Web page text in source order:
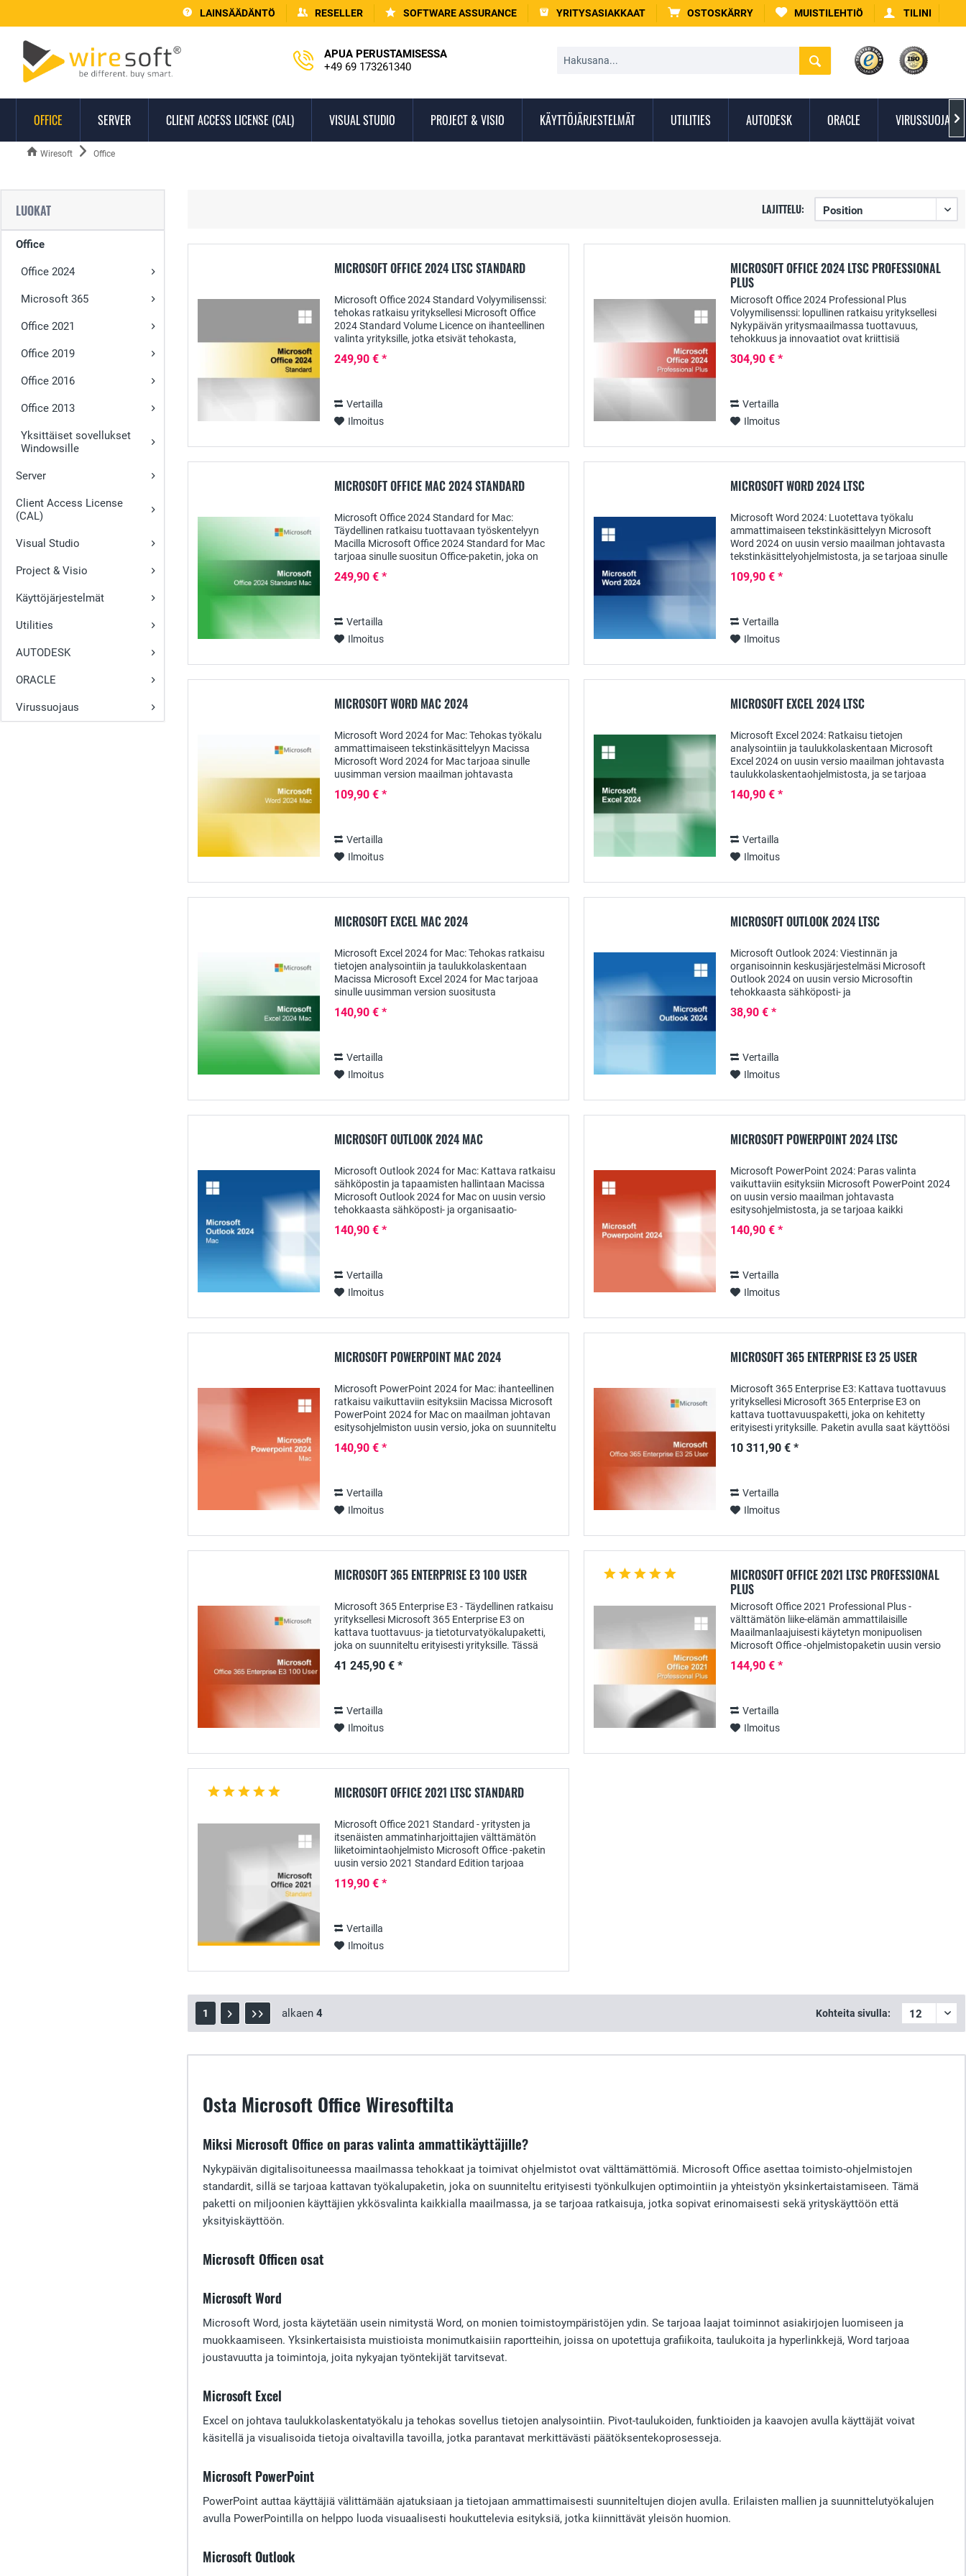
LAINSÄÄDÄNTÖ RESELLER SOFTWARE ASSURANCE YRITYSASIAKKAAT OSTOSKÄRRY MUISTILEHTIÖ TILINI
APUA PERUSTAMISESSA
+49 69 173261340
OFFICE SERVER CLIENT ACCESS LICENSE (CAL) VISUAL STUDIO PROJECT & VISIO KÄYTTÖJÄRJESTELMÄT UTILITIES AUTODESK ORACLE VIRUSSUOJAUS

Wiresoft Office
LUOKAT
Office
Office 2024
Microsoft 365
Office 2021
Office 2019
Office 2016
Office 2013
Yksittäiset sovellukset
Windowsille
Server
Client Access License
(CAL)
Visual Studio
Project & Visio
Käyttöjärjestelmät
Utilities
AUTODESK
ORACLE
Virussuojaus
LAJITTELU:
MICROSOFT OFFICE 2024 LTSC STANDARD
Microsoft Office 2024 Standard Volyymilisenssi:
tehokas ratkaisu yrityksellesi Microsoft Office
2024 Standard Volume Licence on ihanteellinen
valinta yrityksille, jotka etsivät tehokasta,
249,90 € *
Vertailla
Ilmoitus
MICROSOFT OFFICE 2024 LTSC PROFESSIONAL
PLUS
Microsoft Office 2024 Professional Plus
Volyymilisenssi: lopullinen ratkaisu yrityksellesi
Nykypäivän yritysmaailmassa tuottavuus,
tehokkuus ja innovaatiot ovat kriittisiä
Professional Plus...
304,90 € *
Vertailla
Ilmoitus
MICROSOFT OFFICE MAC 2024 STANDARD
Microsoft Office 2024 Standard for Mac:
Täydellinen ratkaisu tuottavaan työskentelyyn
Macilla Microsoft Office 2024 Standard for Mac
tarjoaa sinulle suositun Office-paketin, joka on
Tämä...
249,90 € *
Vertailla
Ilmoitus
MICROSOFT WORD 2024 LTSC
Microsoft Word 2024: Luotettava työkalu
ammattimaiseen tekstinkäsittelyyn Microsoft
Word 2024 on uusin versio maailman johtavasta
tekstinkäsittelyohjelmistosta, ja se tarjoaa sinulle
109,90 € *
Vertailla
Ilmoitus
MICROSOFT WORD MAC 2024
Microsoft Word 2024 for Mac: Tehokas työkalu
ammattimaiseen tekstinkäsittelyyn Macissa
Microsoft Word 2024 for Mac tarjoaa sinulle
uusimman version maailman johtavasta
erityisesti...
109,90 € *
Vertailla
Ilmoitus
MICROSOFT EXCEL 2024 LTSC
Microsoft Excel 2024: Ratkaisu tietojen
analysointiin ja taulukkolaskentaan Microsoft
Excel 2024 on uusin versio maailman johtavasta
taulukkolaskentaohjelmistosta, ja se tarjoaa
140,90 € *
Vertailla
Ilmoitus
MICROSOFT EXCEL MAC 2024
Microsoft Excel 2024 for Mac: Tehokas ratkaisu
tietojen analysointiin ja taulukkolaskentaan
Macissa Microsoft Excel 2024 for Mac tarjoaa
sinulle uusimman version suositusta
erityisesti...
140,90 € *
Vertailla
Ilmoitus
MICROSOFT OUTLOOK 2024 LTSC
Microsoft Outlook 2024: Viestinnän ja
organisoinnin keskusjärjestelmäsi Microsoft
Outlook 2024 on uusin versio Microsoftin
tehokkaasta sähköposti- ja
viestintääsi tehokkaasti ja...
38,90 € *
Vertailla
Ilmoitus
MICROSOFT OUTLOOK 2024 MAC
Microsoft Outlook 2024 for Mac: Kattava ratkaisu
sähköpostin ja tapaamisten hallintaan Macissa
Microsoft Outlook 2024 for Mac on uusin versio
tehokkaasta sähköposti- ja organisaatio-
140,90 € *
Vertailla
Ilmoitus
MICROSOFT POWERPOINT 2024 LTSC
Microsoft PowerPoint 2024: Paras valinta
vaikuttaviin esityksiin Microsoft PowerPoint 2024
on uusin versio maailman johtavasta
esitysohjelmistosta, ja se tarjoaa kaikki
vaikuttavien...
140,90 € *
Vertailla
Ilmoitus
MICROSOFT POWERPOINT MAC 2024
Microsoft PowerPoint 2024 for Mac: ihanteellinen
ratkaisu vaikuttaviin esityksiin Macissa Microsoft
PowerPoint 2024 for Mac on maailman johtavan
esitysohjelmiston uusin versio, joka on suunniteltu
140,90 € *
Vertailla
Ilmoitus
MICROSOFT 365 ENTERPRISE E3 25 USER
Microsoft 365 Enterprise E3: Kattava tuottavuus
yrityksellesi Microsoft 365 Enterprise E3 on
kattava tuottavuuspaketti, joka on kehitetty
erityisesti yrityksille. Paketin avulla saat käyttöösi
10 311,90 € *
Vertailla
Ilmoitus
MICROSOFT 365 ENTERPRISE E3 100 USER
Microsoft 365 Enterprise E3 - Täydellinen ratkaisu
yrityksellesi Microsoft 365 Enterprise E3 on
kattava tuottavuus- ja tietoturvatyökalupaketti,
joka on suunniteltu erityisesti yrityksille. Tässä
41 245,90 € *
Vertailla
Ilmoitus
MICROSOFT OFFICE 2021 LTSC PROFESSIONAL
PLUS
Microsoft Office 2021 Professional Plus -
välttämätön liike-elämän ammattilaisille
Maailmanlaajuisesti käytetyn monipuolisen
Microsoft Office -ohjelmistopaketin uusin versio
ammattikäyttäjille...
144,90 € *
Vertailla
Ilmoitus
MICROSOFT OFFICE 2021 LTSC STANDARD
Microsoft Office 2021 Standard - yritysten ja
itsenäisten ammatinharjoittajien välttämätön
liiketoimintaohjelmisto Microsoft Office -paketin
uusin versio 2021 Standard Edition tarjoaa
119,90 € *
Vertailla
Ilmoitus
1 alkaen 4 Kohteita sivulla:
Osta Microsoft Office Wiresoftilta
Miksi Microsoft Office on paras valinta ammattikäyttäjille?
Nykypäivän digitalisoituneessa maailmassa tehokkaat ja toimivat ohjelmistot ovat välttämättömiä. Microsoft Office asettaa toimisto-ohjelmistojen
standardit, sillä se tarjoaa kattavan työkalupaketin, joka on suunniteltu erityisesti työnkulkujen optimointiin ja yhteistyön yksinkertaistamiseen. Tämä
paketti on miljoonien käyttäjien ykkösvalinta kaikkialla maailmassa, ja se tarjoaa ratkaisuja, jotka sopivat erinomaisesti sekä yrityskäyttöön että
yksityiskäyttöön.
Microsoft Officen osat
Microsoft Word
Microsoft Word, josta käytetään usein nimitystä Word, on monien toimistoympäristöjen ydin. Se tarjoaa laajat toiminnot asiakirjojen luomiseen ja
muokkaamiseen. Yksinkertaisista muistioista monimutkaisiin raportteihin, joissa on upotettuja grafiikoita, taulukoita ja hyperlinkkejä, Word tarjoaa
joustavuutta ja toimintoja, joita nykyajan työntekijät tarvitsevat.
Microsoft Excel
Excel on johtava taulukkolaskentatyökalu ja tehokas sovellus tietojen analysointiin. Pivot-taulukoiden, funktioiden ja kaavojen avulla käyttäjät voivat
käsitellä ja visualisoida tietoja oivaltavilla tavoilla, jotka parantavat merkittävästi päätöksentekoprosesseja.
Microsoft PowerPoint
PowerPoint auttaa käyttäjiä välittämään ajatuksiaan ja tietojaan ammattimaisesti suunniteltujen diojen avulla. Erilaisten mallien ja suunnittelutyökalujen
avulla PowerPointilla on helppo luoda visuaalisesti houkuttelevia esityksiä, jotka kiinnittävät yleisön huomion.
Microsoft Outlook